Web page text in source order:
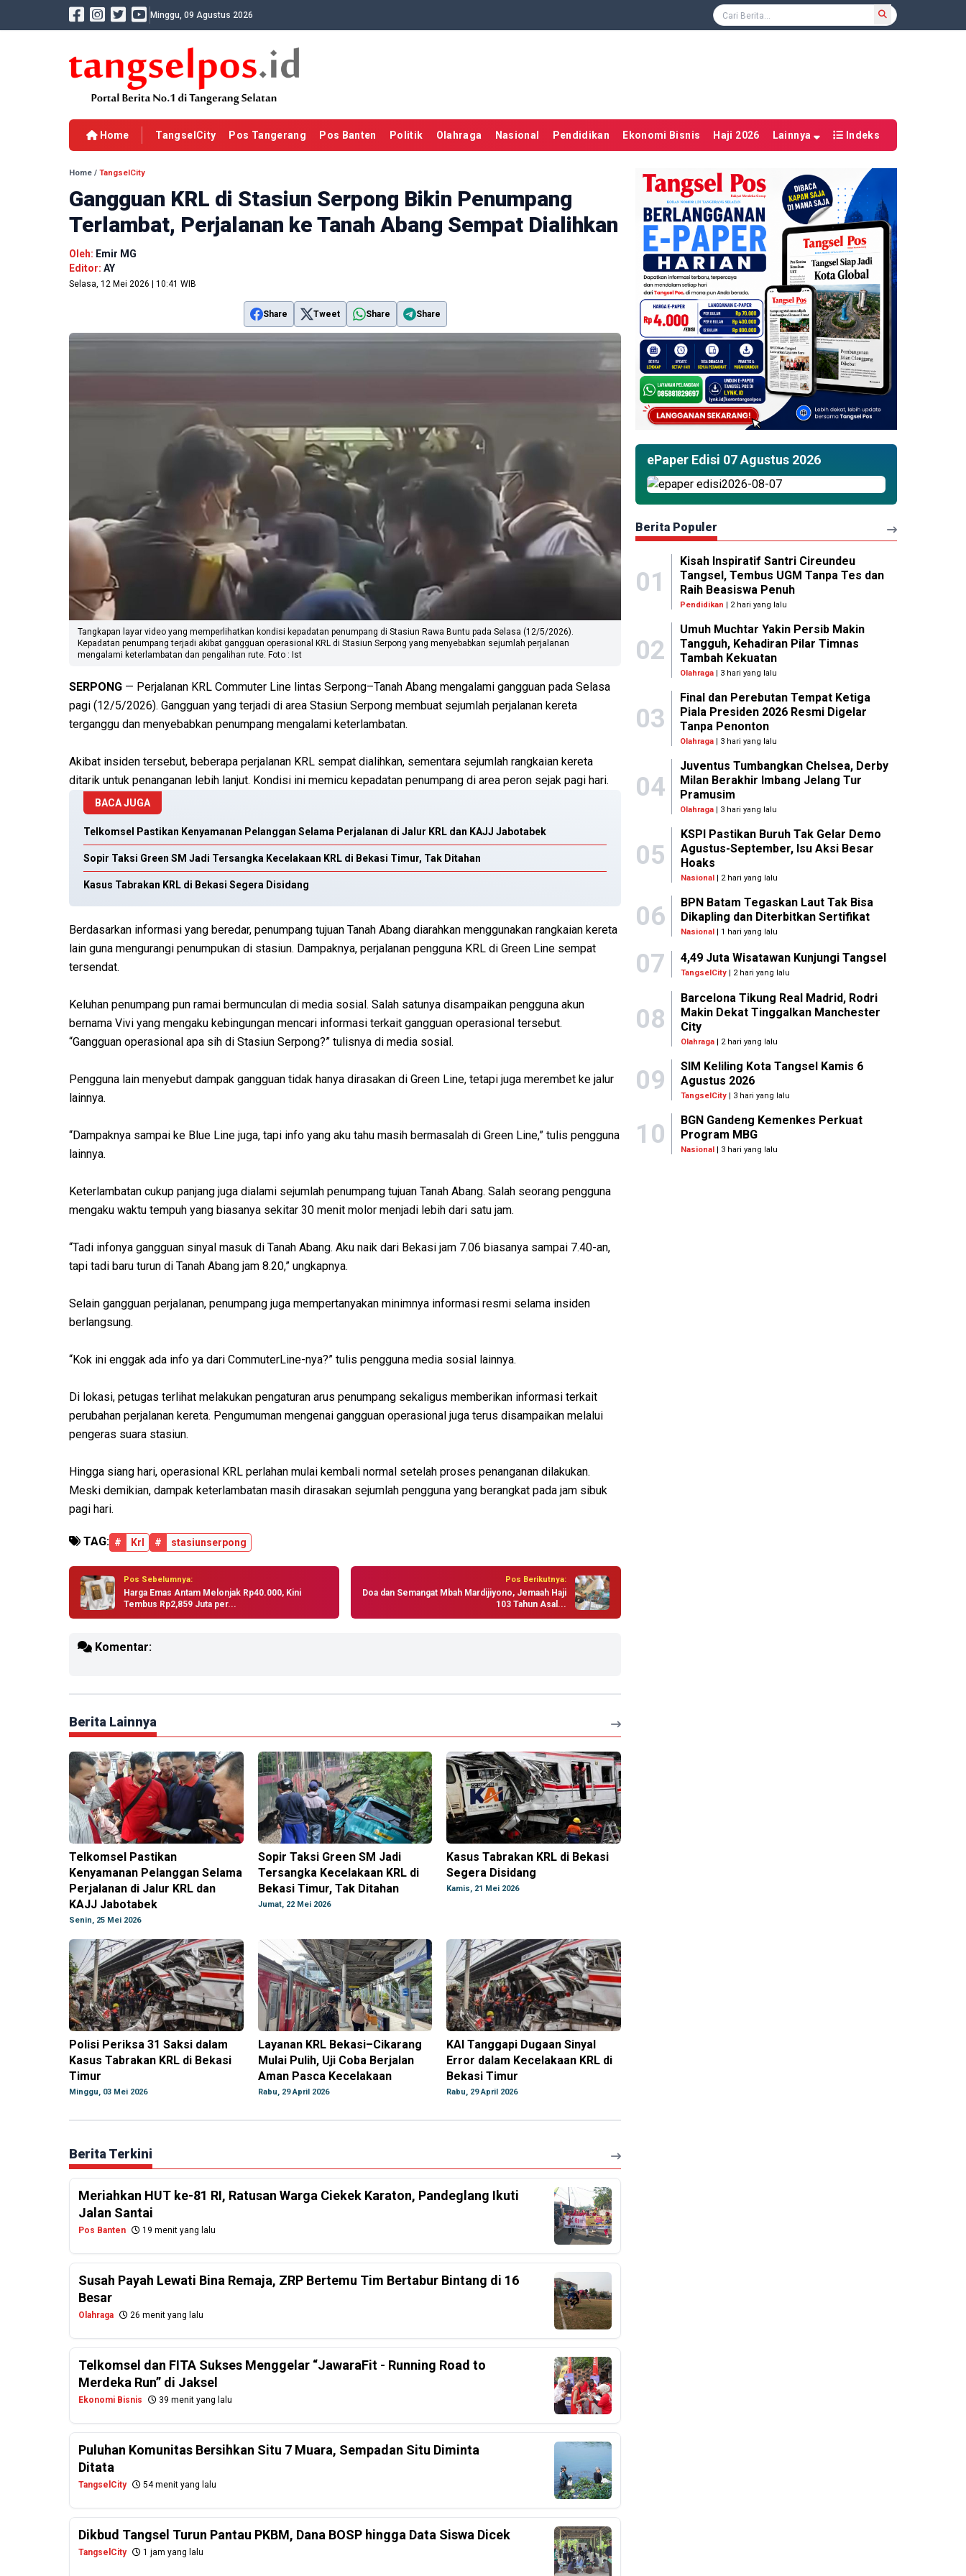
Minggu, 09 Agustus 2026
Home TangselCity Pos Tangerang Pos Banten Politik Olahraga Nasional Pendidikan Ekonomi Bisnis Haji 2026 Lainnya Indeks
Home / TangselCity
Gangguan KRL di Stasiun Serpong Bikin Penumpang
Terlambat, Perjalanan ke Tanah Abang Sempat Dialihkan
Oleh: Emir MG
Editor: AY
Selasa, 12 Mei 2026 | 10:41 WIB
Share Tweet Share Share
Tangkapan layar video yang memperlihatkan kondisi kepadatan penumpang di Stasiun Rawa Buntu pada Selasa (12/5/2026).
Kepadatan penumpang terjadi akibat gangguan operasional KRL di Stasiun Serpong yang menyebabkan sejumlah perjalanan
mengalami keterlambatan dan pengalihan rute. Foto : Ist
SERPONG — Perjalanan KRL Commuter Line lintas Serpong–Tanah Abang mengalami gangguan pada Selasa
pagi (12/5/2026). Gangguan yang terjadi di area Stasiun Serpong membuat sejumlah perjalanan kereta
terganggu dan menyebabkan penumpang mengalami keterlambatan.
Akibat insiden tersebut, beberapa perjalanan KRL sempat dialihkan, sementara sejumlah rangkaian kereta
ditarik untuk penanganan lebih lanjut. Kondisi ini memicu kepadatan penumpang di area peron sejak pagi hari.
BACA JUGA
Telkomsel Pastikan Kenyamanan Pelanggan Selama Perjalanan di Jalur KRL dan KAJJ Jabotabek
Sopir Taksi Green SM Jadi Tersangka Kecelakaan KRL di Bekasi Timur, Tak Ditahan
Kasus Tabrakan KRL di Bekasi Segera Disidang
Berdasarkan informasi yang beredar, penumpang tujuan Tanah Abang diarahkan menggunakan rangkaian kereta
lain guna mengurangi penumpukan di stasiun. Dampaknya, perjalanan pengguna KRL di Green Line sempat
tersendat.
Keluhan penumpang pun ramai bermunculan di media sosial. Salah satunya disampaikan pengguna akun
bernama Vivi yang mengaku kebingungan mencari informasi terkait gangguan operasional tersebut.
“Gangguan operasional apa sih di Stasiun Serpong?” tulisnya di media sosial.
Pengguna lain menyebut dampak gangguan tidak hanya dirasakan di Green Line, tetapi juga merembet ke jalur
lainnya.
“Dampaknya sampai ke Blue Line juga, tapi info yang aku tahu masih bermasalah di Green Line,” tulis pengguna
lainnya.
Keterlambatan cukup panjang juga dialami sejumlah penumpang tujuan Tanah Abang. Salah seorang pengguna
mengaku waktu tempuh yang biasanya sekitar 30 menit molor menjadi lebih dari satu jam.
“Tadi infonya gangguan sinyal masuk di Tanah Abang. Aku naik dari Bekasi jam 7.06 biasanya sampai 7.40-an,
tapi tadi baru turun di Tanah Abang jam 8.20,” ungkapnya.
Selain gangguan perjalanan, penumpang juga mempertanyakan minimnya informasi resmi selama insiden
berlangsung.
“Kok ini enggak ada info ya dari CommuterLine-nya?” tulis pengguna media sosial lainnya.
Di lokasi, petugas terlihat melakukan pengaturan arus penumpang sekaligus memberikan informasi terkait
perubahan perjalanan kereta. Pengumuman mengenai gangguan operasional juga terus disampaikan melalui
pengeras suara stasiun.
Hingga siang hari, operasional KRL perlahan mulai kembali normal setelah proses penanganan dilakukan.
Meski demikian, dampak keterlambatan masih dirasakan sejumlah pengguna yang berangkat pada jam sibuk
pagi hari.
TAG: # Krl # stasiunserpong
Pos Sebelumnya:
Harga Emas Antam Melonjak Rp40.000, Kini
Tembus Rp2,859 Juta per...
Pos Berikutnya:
Doa dan Semangat Mbah Mardijiyono, Jemaah Haji
103 Tahun Asal...
Komentar:
Berita Lainnya
Telkomsel Pastikan
Kenyamanan Pelanggan Selama
Perjalanan di Jalur KRL dan
KAJJ Jabotabek
Senin, 25 Mei 2026
Sopir Taksi Green SM Jadi
Tersangka Kecelakaan KRL di
Bekasi Timur, Tak Ditahan
Jumat, 22 Mei 2026
Kasus Tabrakan KRL di Bekasi
Segera Disidang
Kamis, 21 Mei 2026
Polisi Periksa 31 Saksi dalam
Kasus Tabrakan KRL di Bekasi
Timur
Minggu, 03 Mei 2026
Layanan KRL Bekasi–Cikarang
Mulai Pulih, Uji Coba Berjalan
Aman Pasca Kecelakaan
Rabu, 29 April 2026
KAI Tanggapi Dugaan Sinyal
Error dalam Kecelakaan KRL di
Bekasi Timur
Rabu, 29 April 2026
Berita Terkini
Meriahkan HUT ke-81 RI, Ratusan Warga Ciekek Karaton, Pandeglang Ikuti
Jalan Santai
Pos Banten 19 menit yang lalu
Susah Payah Lewati Bina Remaja, ZRP Bertemu Tim Bertabur Bintang di 16
Besar
Olahraga 26 menit yang lalu
Telkomsel dan FITA Sukses Menggelar “JawaraFit - Running Road to
Merdeka Run” di Jaksel
Ekonomi Bisnis 39 menit yang lalu
Puluhan Komunitas Bersihkan Situ 7 Muara, Sempadan Situ Diminta
Ditata
TangselCity 54 menit yang lalu
Dikbud Tangsel Turun Pantau PKBM, Dana BOSP hingga Data Siswa Dicek
TangselCity 1 jam yang lalu
ePaper Edisi 07 Agustus 2026
Berita Populer
01
Kisah Inspiratif Santri Cireundeu
Tangsel, Tembus UGM Tanpa Tes dan
Raih Beasiswa Penuh
Pendidikan | 2 hari yang lalu
02
Umuh Muchtar Yakin Persib Makin
Tangguh, Kehadiran Pilar Timnas
Tambah Kekuatan
Olahraga | 3 hari yang lalu
03
Final dan Perebutan Tempat Ketiga
Piala Presiden 2026 Resmi Digelar
Tanpa Penonton
Olahraga | 3 hari yang lalu
04
Juventus Tumbangkan Chelsea, Derby
Milan Berakhir Imbang Jelang Tur
Pramusim
Olahraga | 3 hari yang lalu
05
KSPI Pastikan Buruh Tak Gelar Demo
Agustus-September, Isu Aksi Besar
Hoaks
Nasional | 2 hari yang lalu
06
BPN Batam Tegaskan Laut Tak Bisa
Dikapling dan Diterbitkan Sertifikat
Nasional | 1 hari yang lalu
07 4,49 Juta Wisatawan Kunjungi Tangsel
TangselCity | 2 hari yang lalu
08
Barcelona Tikung Real Madrid, Rodri
Makin Dekat Tinggalkan Manchester
City
Olahraga| 2 hari yang lalu
09
SIM Keliling Kota Tangsel Kamis 6
Agustus 2026
TangselCity| 3 hari yang lalu
10
BGN Gandeng Kemenkes Perkuat
Program MBG
Nasional | 3 hari yang lalu